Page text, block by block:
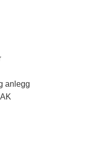
anlegg